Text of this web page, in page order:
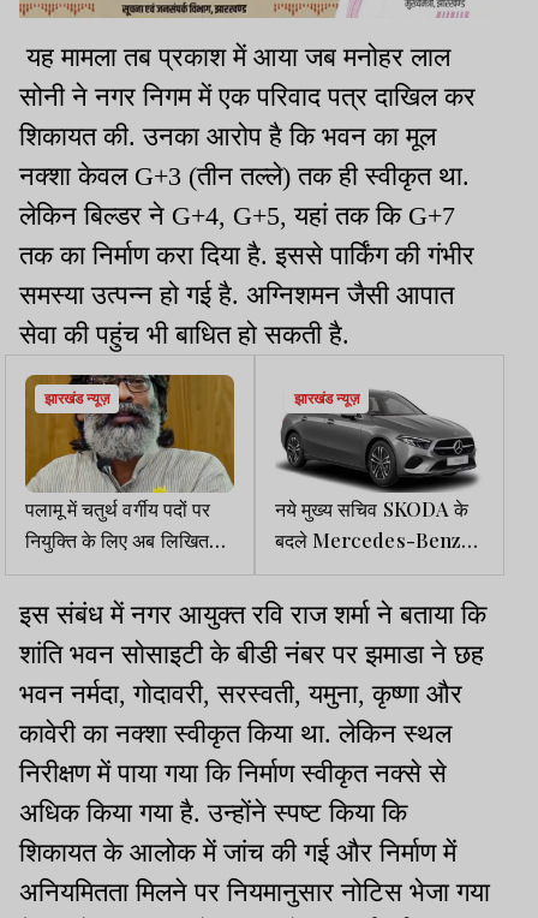
यह मामला तब प्रकाश में आया जब मनोहर लाल
सोनी ने नगर निगम में एक परिवाद पत्र दाखिल कर
शिकायत की. उनका आरोप है कि भवन का मूल
नक्शा केवल G+3 (तीन तल्ले) तक ही स्वीकृत था.
लेकिन बिल्डर ने G+4, G+5, यहां तक कि G+7
तक का निर्माण करा दिया है. इससे पार्किंग की गंभीर
समस्या उत्पन्न हो गई है. अग्निशमन जैसी आपात
सेवा की पहुंच भी बाधित हो सकती है.
झारखंड न्यूज़
पलामू में चतुर्थ वर्गीय पदों पर
नियुक्ति के लिए अब लिखित
परीक्षा, सीएम ने दी मंजूरी
झारखंड न्यूज़
नये मुख्य सचिव SKODA के
बदले Mercedes-Benz
का आनंद लेंगे
इस संबंध में नगर आयुक्त रवि राज शर्मा ने बताया कि
शांति भवन सोसाइटी के बीडी नंबर पर झमाडा ने छह
भवन नर्मदा, गोदावरी, सरस्वती, यमुना, कृष्णा और
कावेरी का नक्शा स्वीकृत किया था. लेकिन स्थल
निरीक्षण में पाया गया कि निर्माण स्वीकृत नक्से से
अधिक किया गया है. उन्होंने स्पष्ट किया कि
शिकायत के आलोक में जांच की गई और निर्माण में
अनियमितता मिलने पर नियमानुसार नोटिस भेजा गया